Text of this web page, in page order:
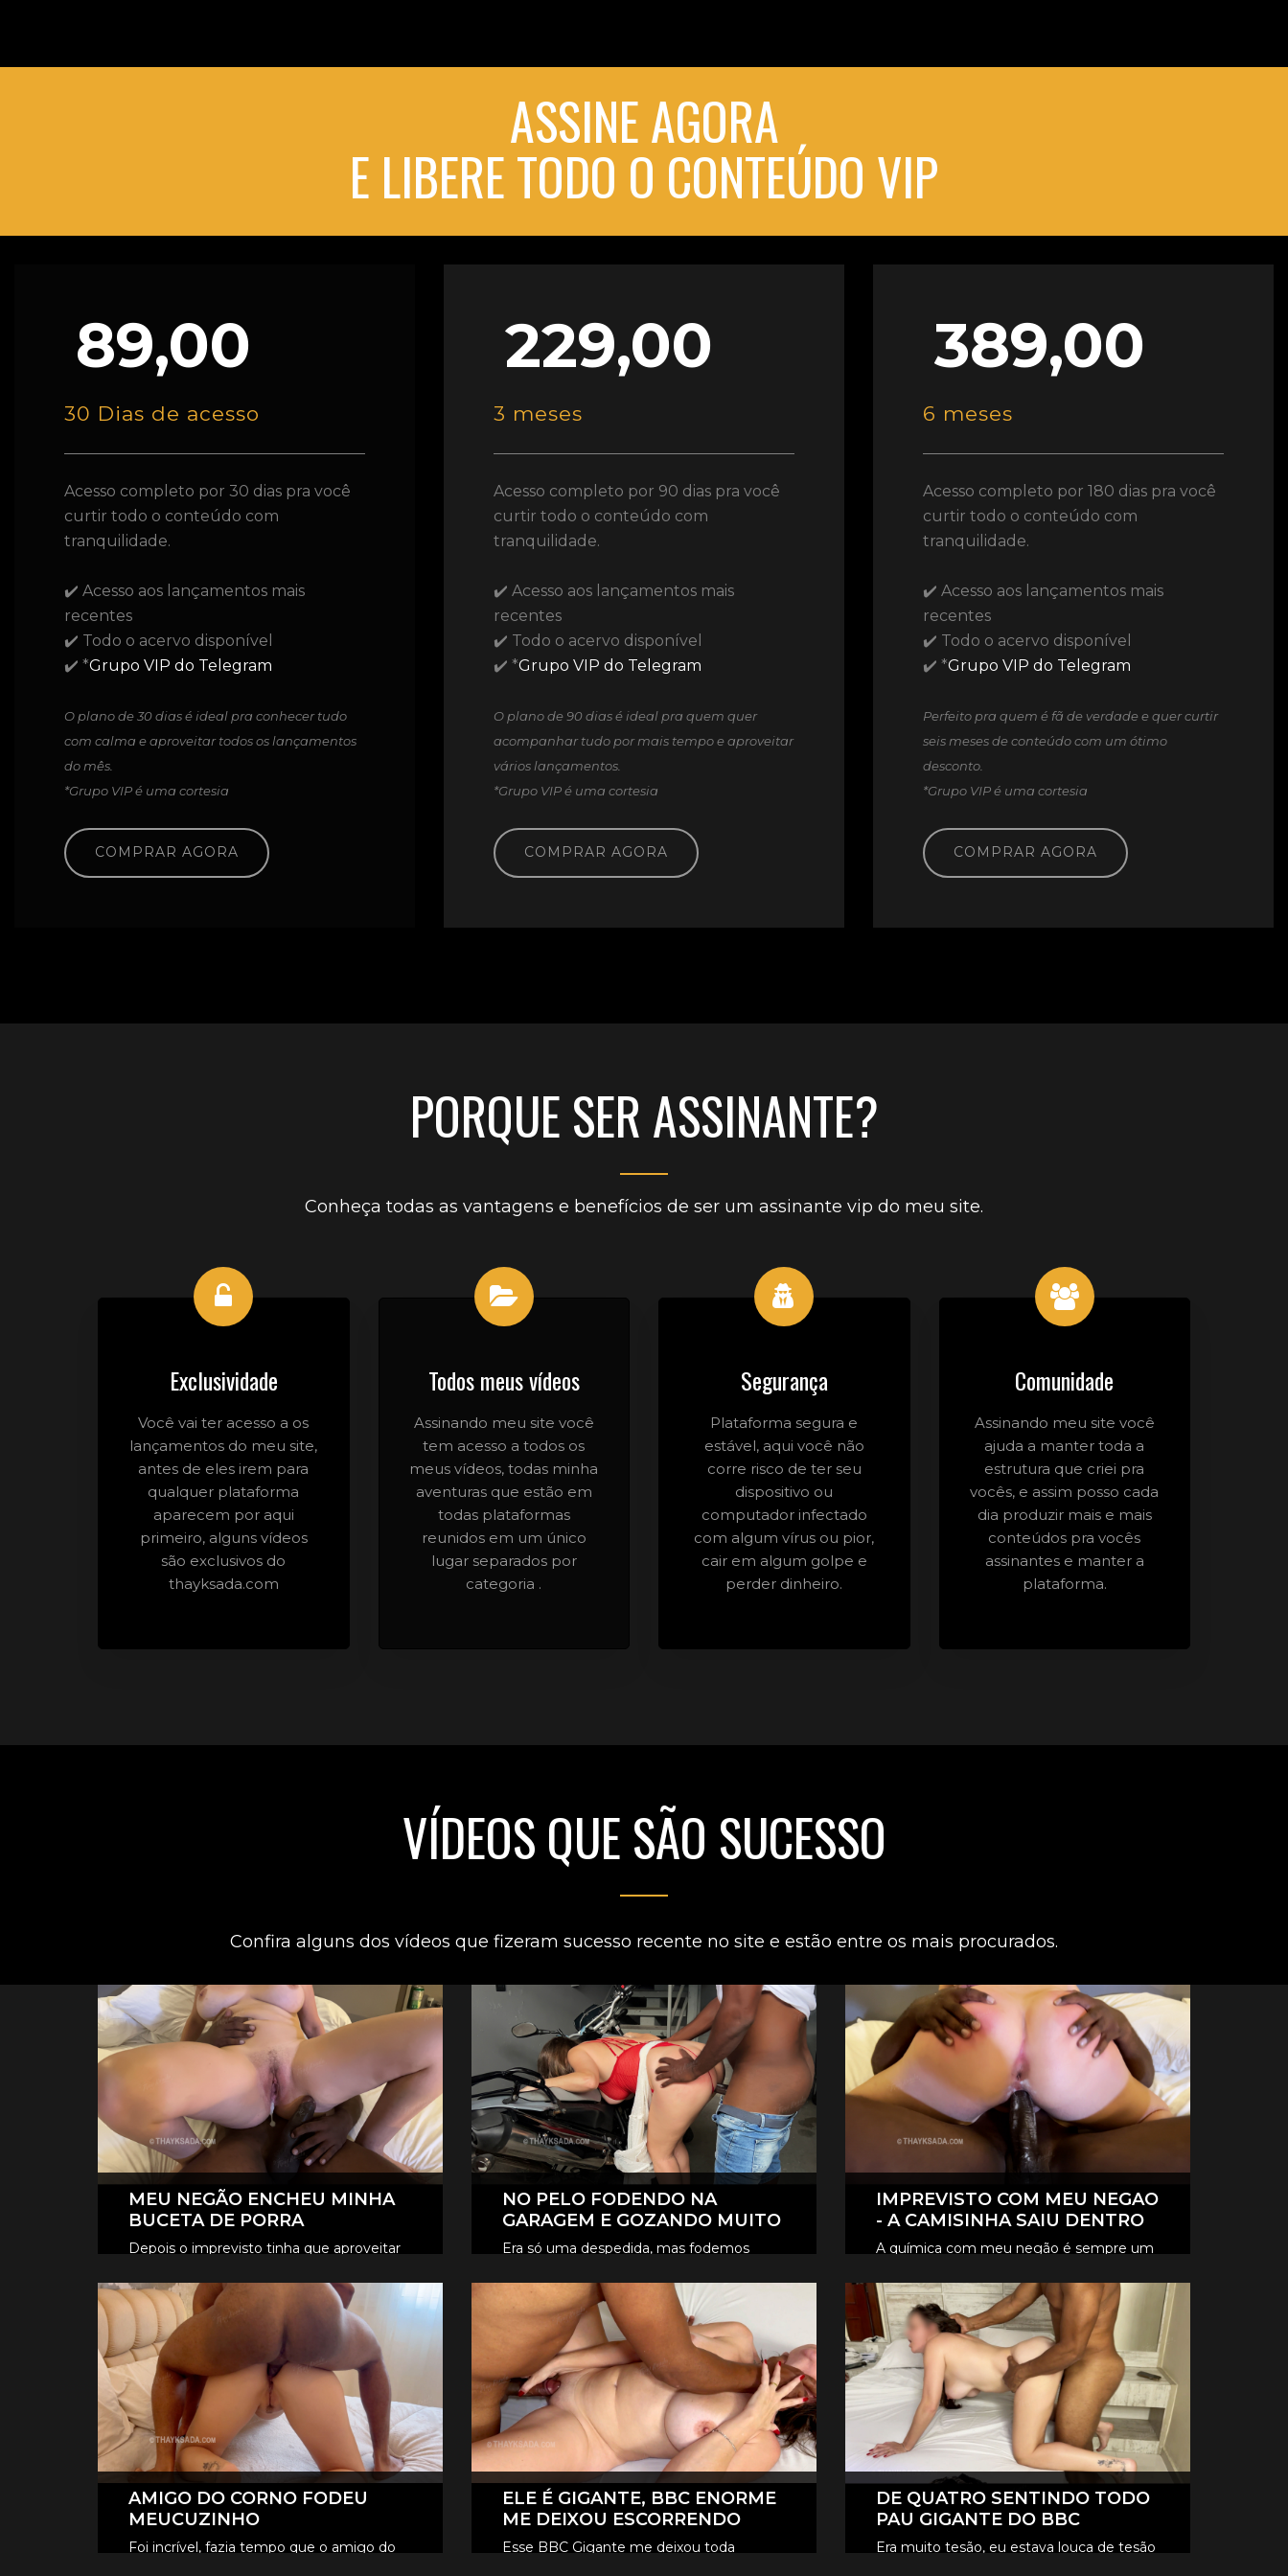
ASSINE AGORA
E LIBERE TODO O CONTEÚDO VIP
89,00
30 Dias de acesso
Acesso completo por 30 dias pra você
curtir todo o conteúdo com
tranquilidade.
✔️ Acesso aos lançamentos mais
recentes
✔️ Todo o acervo disponível
✔️ *Grupo VIP do Telegram
O plano de 30 dias é ideal pra conhecer tudo
com calma e aproveitar todos os lançamentos
do mês.
*Grupo VIP é uma cortesia
COMPRAR AGORA
229,00
3 meses
Acesso completo por 90 dias pra você
curtir todo o conteúdo com
tranquilidade.
✔️ Acesso aos lançamentos mais
recentes
✔️ Todo o acervo disponível
✔️ *Grupo VIP do Telegram
O plano de 90 dias é ideal pra quem quer
acompanhar tudo por mais tempo e aproveitar
vários lançamentos.
*Grupo VIP é uma cortesia
COMPRAR AGORA
389,00
6 meses
Acesso completo por 180 dias pra você
curtir todo o conteúdo com
tranquilidade.
✔️ Acesso aos lançamentos mais
recentes
✔️ Todo o acervo disponível
✔️ *Grupo VIP do Telegram
Perfeito pra quem é fã de verdade e quer curtir
seis meses de conteúdo com um ótimo
desconto.
*Grupo VIP é uma cortesia
COMPRAR AGORA
PORQUE SER ASSINANTE?
Conheça todas as vantagens e benefícios de ser um assinante vip do meu site.
Exclusividade
Você vai ter acesso a os
lançamentos do meu site,
antes de eles irem para
qualquer plataforma
aparecem por aqui
primeiro, alguns vídeos
são exclusivos do
thayksada.com
Todos meus vídeos
Assinando meu site você
tem acesso a todos os
meus vídeos, todas minha
aventuras que estão em
todas plataformas
reunidos em um único
lugar separados por
categoria .
Segurança
Plataforma segura e
estável, aqui você não
corre risco de ter seu
dispositivo ou
computador infectado
com algum vírus ou pior,
cair em algum golpe e
perder dinheiro.
Comunidade
Assinando meu site você
ajuda a manter toda a
estrutura que criei pra
vocês, e assim posso cada
dia produzir mais e mais
conteúdos pra vocês
assinantes e manter a
plataforma.
VÍDEOS QUE SÃO SUCESSO
Confira alguns dos vídeos que fizeram sucesso recente no site e estão entre os mais procurados.
MEU NEGÃO ENCHEU MINHA
BUCETA DE PORRA
Depois o imprevisto tinha que aproveitar
tanto que ele encheu minha buceta de
porra, escorreu muito.
CLIQUE AQUI E ASSISTA
NO PELO FODENDO NA
GARAGEM E GOZANDO MUITO
Era só uma despedida, mas fodemos
no pelo, eles revesaram gozar dentro de
mim.
CLIQUE AQUI E ASSISTA
IMPREVISTO COM MEU NEGAO
- A CAMISINHA SAIU DENTRO
A química com meu negão é sempre um
aconteceu um imprevisto, a camisinha
saiu lá dentro de mim.
CLIQUE AQUI E ASSISTA
AMIGO DO CORNO FODEU
MEUCUZINHO
Foi incrível, fazia tempo que o amigo do
ELE É GIGANTE, BBC ENORME
ME DEIXOU ESCORRENDO
Esse BBC Gigante me deixou toda
DE QUATRO SENTINDO TODO
PAU GIGANTE DO BBC
Era muito tesão, eu estava louca de tesão